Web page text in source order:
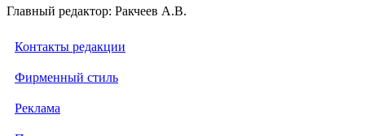
Главный редактор: Ракчеев А.В.
Контакты редакции
Фирменный стиль
Реклама